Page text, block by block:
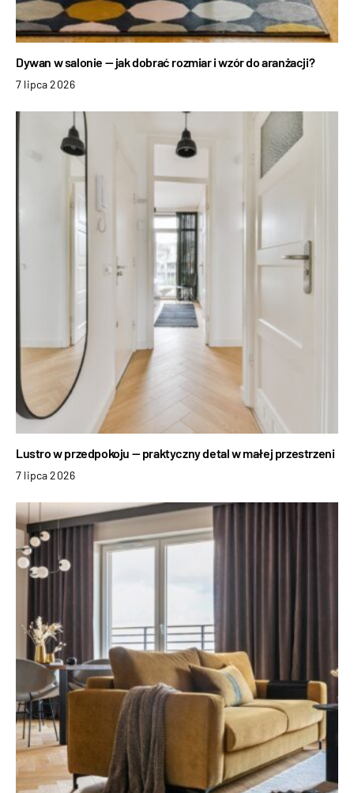
Dywan w salonie — jak dobrać rozmiar i wzór do aranżacji?
7 lipca 2026
Lustro w przedpokoju — praktyczny detal w małej przestrzeni
7 lipca 2026